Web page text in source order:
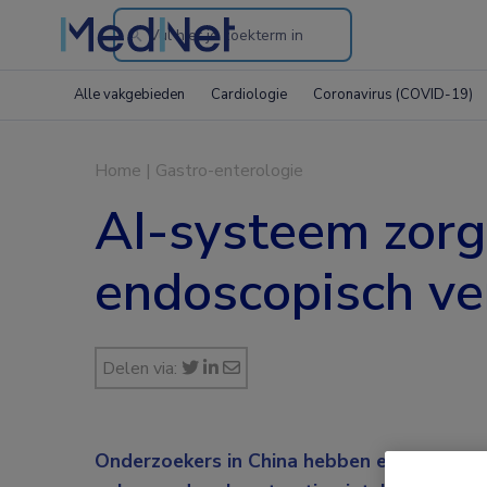
Search
the
Alle vakgebieden Cardiologie Coronavirus (COVID-19)
Home | Gastro-enterologie
AI-systeem
endoscopisch
Delen via:
Onderzoekers in China hebben een